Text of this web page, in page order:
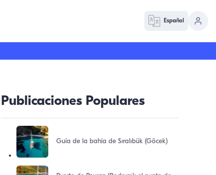
Español
Publicaciones Populares
Guía de la bahía de Sıralıbük (Göcek)